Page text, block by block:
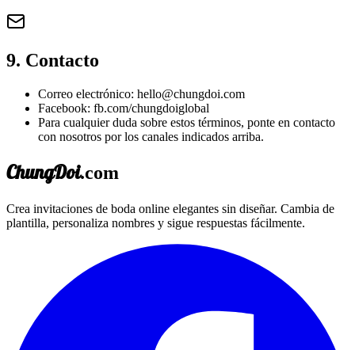
9. Contacto
Correo electrónico: hello@chungdoi.com
Facebook: fb.com/chungdoiglobal
Para cualquier duda sobre estos términos, ponte en contacto
con nosotros por los canales indicados arriba.
ChungDoi.com
Crea invitaciones de boda online elegantes sin diseñar. Cambia de
plantilla, personaliza nombres y sigue respuestas fácilmente.